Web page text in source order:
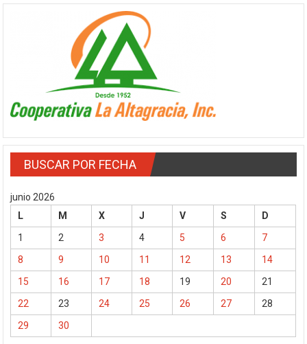
BUSCAR POR FECHA
junio 2026
L
M X J V S
D
1
2 3 4 5 6
7
8
9 10 11 12 13
14
15
16 17 18 19 20
21
22
23 24 25 26 27
28
29
30